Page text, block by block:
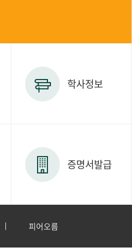
학사정보
증명서발급
피어오름